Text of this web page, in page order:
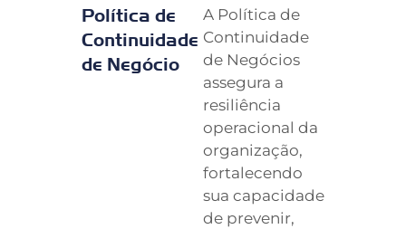
Política de
Continuidade
de Negócio
A Política de
Continuidade
de Negócios
assegura a
resiliência
operacional da
organização,
fortalecendo
sua capacidade
de prevenir,